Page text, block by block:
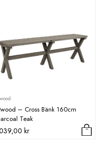
– Cross Bänk 160cm
Teak
kr